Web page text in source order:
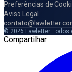
Preferências de
Aviso Legal
© 2026 Lawletter. Todos
Compartilhar